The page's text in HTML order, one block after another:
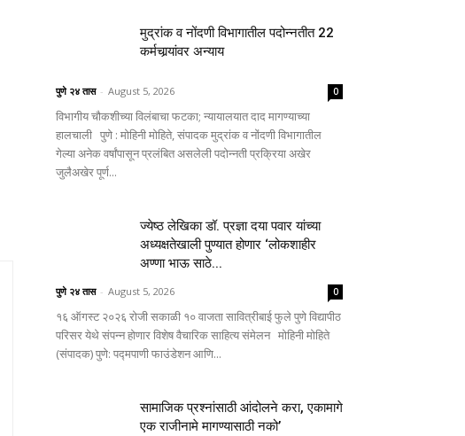
मुद्रांक व नोंदणी विभागातील पदोन्नतीत 22
कर्मचार्‍यांवर अन्याय
पुणे २४ तास - August 5, 2026 0
विभागीय चौकशीच्या विलंबाचा फटका; न्यायालयात दाद मागण्याच्या
हालचाली पुणे : मोहिनी मोहिते, संपादक मुद्रांक व नोंदणी विभागातील
गेल्या अनेक वर्षांपासून प्रलंबित असलेली पदोन्नती प्रक्रिया अखेर
जुलैअखेर पूर्ण...
ज्येष्ठ लेखिका डॉ. प्रज्ञा दया पवार यांच्या
अध्यक्षतेखाली पुण्यात होणार ‘लोकशाहीर
अण्णा भाऊ साठे...
पुणे २४ तास - August 5, 2026 0
१६ ऑगस्ट २०२६ रोजी सकाळी १० वाजता सावित्रीबाई फुले पुणे विद्यापीठ
परिसर येथे संपन्न होणार विशेष वैचारिक साहित्य संमेलन मोहिनी मोहिते
(संपादक) पुणे: पद्मपाणी फाउंडेशन आणि...
सामाजिक प्रश्नांसाठी आंदोलने करा, एकामागे
एक राजीनामे मागण्यासाठी नको’